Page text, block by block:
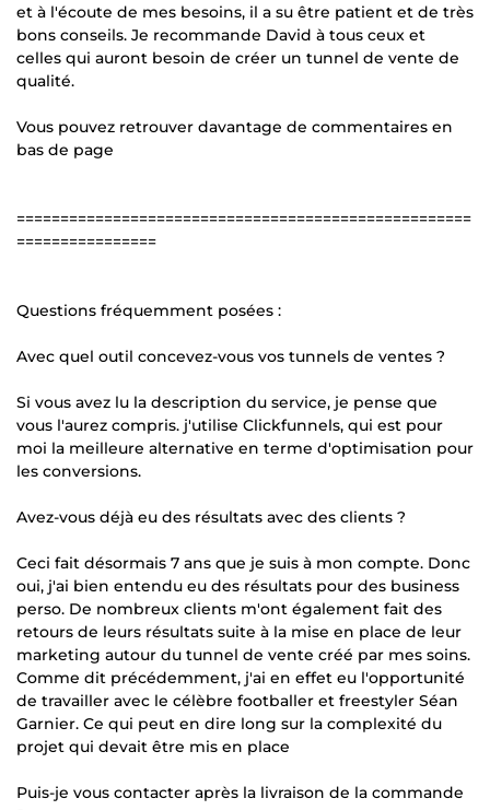
et à l'écoute de mes besoins, il a su être patient et de très
bons conseils. Je recommande David à tous ceux et
celles qui auront besoin de créer un tunnel de vente de
qualité.
Vous pouvez retrouver davantage de commentaires en
bas de page
====================================================
================
Questions fréquemment posées :
Avec quel outil concevez-vous vos tunnels de ventes ?
Si vous avez lu la description du service, je pense que
vous l'aurez compris. j'utilise Clickfunnels, qui est pour
moi la meilleure alternative en terme d'optimisation pour
les conversions.
Avez-vous déjà eu des résultats avec des clients ?
Ceci fait désormais 7 ans que je suis à mon compte. Donc
oui, j'ai bien entendu eu des résultats pour des business
perso. De nombreux clients m'ont également fait des
retours de leurs résultats suite à la mise en place de leur
marketing autour du tunnel de vente créé par mes soins.
Comme dit précédemment, j'ai en effet eu l'opportunité
de travailler avec le célèbre footballer et freestyler Séan
Garnier. Ce qui peut en dire long sur la complexité du
projet qui devait être mis en place
Puis-je vous contacter après la livraison de la commande